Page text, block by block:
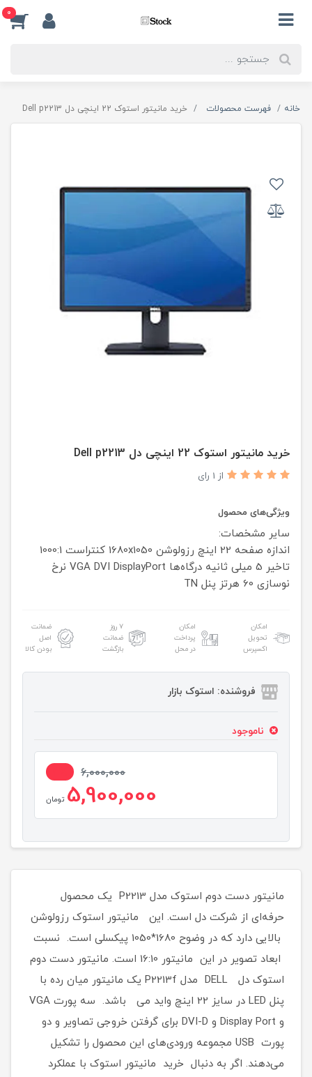
0
خانه فهرست محصولات خرید مانیتور استوک 22 اینچی دل Dell p2213
خرید مانیتور استوک 22 اینچی دل Dell p2213
از 1 رای
ویژگی‌های محصول
سایر مشخصات:
اندازه صفحه 22 اینچ رزولوشن 1680x1050 کنتراست 1000:1
تاخیر 5 میلی ثانیه درگاه‌ها VGA DVI DisplayPort
نرخ
نوسازی 60 هرتز پنل TN
امکان
تحویل
اکسپرس
امکان
پرداخت
در محل
۷ روز
ضمانت
بازگشت
ضمانت
اصل
بودن کالا
فروشنده: استوک بازار
ناموجود
6,000,000
5,900,000 تومان
مانیتور دست دوم استوک مدل P2213 یک محصول
حرفه‌ای از شرکت دل است. این مانیتور استوک رزولوشن
بالایی دارد که در وضوح 1680*1050 پیکسلی است. نسبت
ابعاد تصویر در این مانیتور 16:10 است. مانیتور دست دوم
استوک دل DELL مدل P2213f یک مانیتور میان رده با
پنل LED در سایز 22 اینچ واید می باشد. سه پورت VGA
و Display Port و DVI-D برای گرفتن خروجی تصاویر و دو
پورت USB مجموعه ورودی‌های این محصول را تشکیل
می‌دهند. اگر به دنبال خرید مانیتور استوک با عملکرد